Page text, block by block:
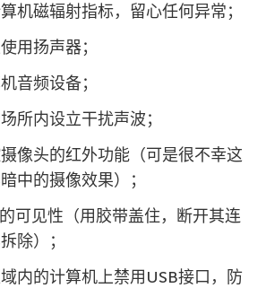
机磁辐射指标，留心任何异常；
用扬声器；
音频设备；
所内设立干扰声波；
像头的红外功能（可是很不幸这
中的摄像效果）；
可见性（用胶带盖住，断开其连
除）；
内的计算机上禁用USB接口，防